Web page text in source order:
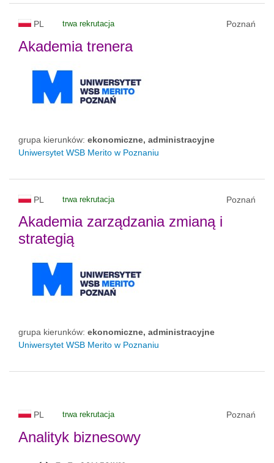
PL trwa rekrutacja Poznań
Akademia trenera
grupa kierunków: ekonomiczne, administracyjne
Uniwersytet WSB Merito w Poznaniu
PL trwa rekrutacja Poznań
Akademia zarządzania zmianą i
strategią
grupa kierunków: ekonomiczne, administracyjne
Uniwersytet WSB Merito w Poznaniu
PL trwa rekrutacja Poznań
Analityk biznesowy